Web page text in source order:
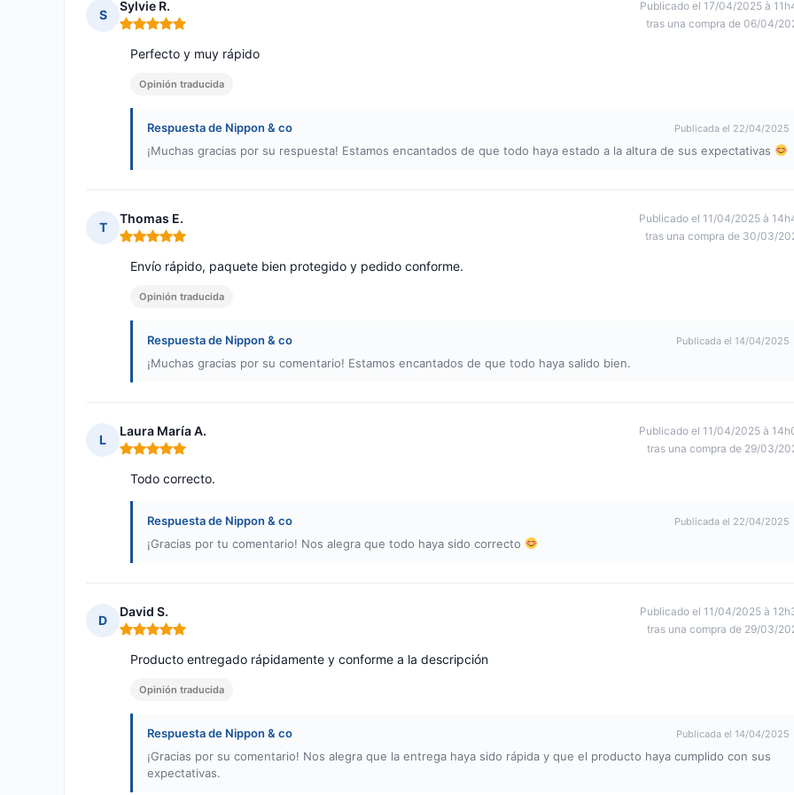
S
Sylvie R.
Nota: 5 de 5
Publicado el 17/04/2025 à
tras una compra de 06/04/
Perfecto y muy rápido
Opinión traducida
Respuesta de Nippon & co Publicada el 22/04/2025
¡Muchas gracias por su respuesta! Estamos encantados de que todo haya estado a la altura de sus expectativas
T
Thomas E.
Nota: 5 de 5
Publicado el 11/04/2025 à
tras una compra de 30/03/
Envío rápido, paquete bien protegido y pedido conforme.
Opinión traducida
Respuesta de Nippon & co Publicada el 14/04/2025
¡Muchas gracias por su comentario! Estamos encantados de que todo haya salido bien.
L
Laura María A.
Nota: 5 de 5
Publicado el 11/04/2025 à
tras una compra de 29/03/
Todo correcto.
Respuesta de Nippon & co Publicada el 22/04/2025
¡Gracias por tu comentario! Nos alegra que todo haya sido correcto
D
David S.
Nota: 5 de 5
Publicado el 11/04/2025 à
tras una compra de 29/03/
Producto entregado rápidamente y conforme a la descripción
Opinión traducida
Respuesta de Nippon & co Publicada el 14/04/2025
¡Gracias por su comentario! Nos alegra que la entrega haya sido rápida y que el producto haya cumplido con sus
expectativas.